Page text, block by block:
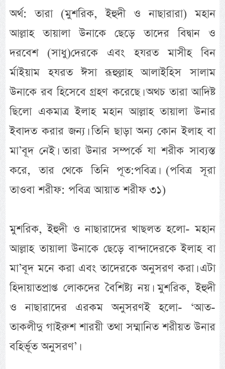
অর্থ: তারা (মুশরিক, ইহুদী ও নাছারারা) মহান
আল্লাহ তায়ালা উনাকে ছেড়ে তাদের বিদ্বান ও
দরবেশ (সাধু)দেরকে এবং হযরত মাসীহ বিন
র্মাইয়াম হযরত ঈসা রূহুল্লাহ আলাইহিস সালাম
উনাকে রব হিসেবে গ্রহণ করেছে। অথচ তারা আদিষ্ট
ছিলো একমাত্র ইলাহ মহান আল্লাহ তায়ালা উনার
ইবাদত করার জন্য। তিনি ছাড়া অন্য কোন ইলাহ বা
মা’বূদ নেই। তারা উনার সম্পর্কে যা শরীক সাব্যস্ত
করে, তার থেকে তিনি পূত:পবিত্র। (পবিত্র সূরা
তাওবা শরীফ: পবিত্র আয়াত শরীফ ৩১)
মুশরিক, ইহুদী ও নাছারাদের খাছলত হলো- মহান
আল্লাহ তায়ালা উনাকে ছেড়ে বান্দাদেরকে ইলাহ বা
মা’বূদ মনে করা এবং তাদেরকে অনুসরণ করা। এটা
হিদায়াতপ্রাপ্ত লোকদের বৈশিষ্ট্য নয়। মুশরিক, ইহুদী
ও নাছারাদের এরকম অনুসরণই হলো- ‘আত-
তাকলীদু গাইরুশ শারয়ী তথা সম্মানিত শরীয়ত উনার
বহির্ভূত অনুসরণ’।